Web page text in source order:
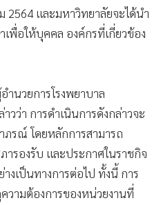
2564 และมหาวิทยาลัยจะได้นำ
พื่อให้บุคคล องค์กรที่เกี่ยวข้อง
นวยการโรงพยาบาล
วว่า การดำเนินการดังกล่าวจะ
ภรณ์ โดยหลักการสามารถ
รองรับ และประกาศในราชกิจ
งเป็นทางการต่อไป ทั้งนี้ การ
ามต้องการของหน่วยงานที่